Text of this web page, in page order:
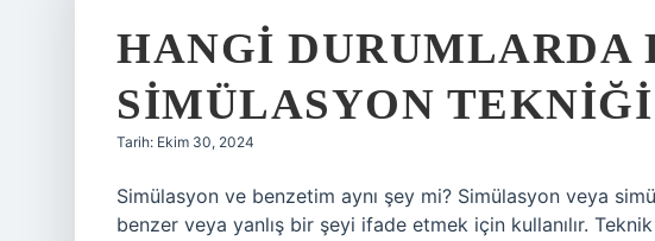
HANGI DURUMLARDA
SIMÜLASYON
Tarih: Ekim 30, 2024
Simülasyon ve benzetim aynı şey mi? Simülasyon veya
benzer veya yanlış bir şeyi ifade etmek için kullanılır.